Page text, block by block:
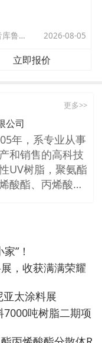
巴音库鲁提镇,托帕口岸六号库房 2026-08-05
立即报价
更多>>
公司
年，系专业从事
和销售的高科技
UV树脂，聚氨酯
酸酯、丙烯酸树
于智能穿戴、智
程机械等。占地
研发、生产和销
广东省专精特新
气息历史名城，
美丽的松山湖
”！
，收获满满荣耀
太涂料展
吨树脂二期项